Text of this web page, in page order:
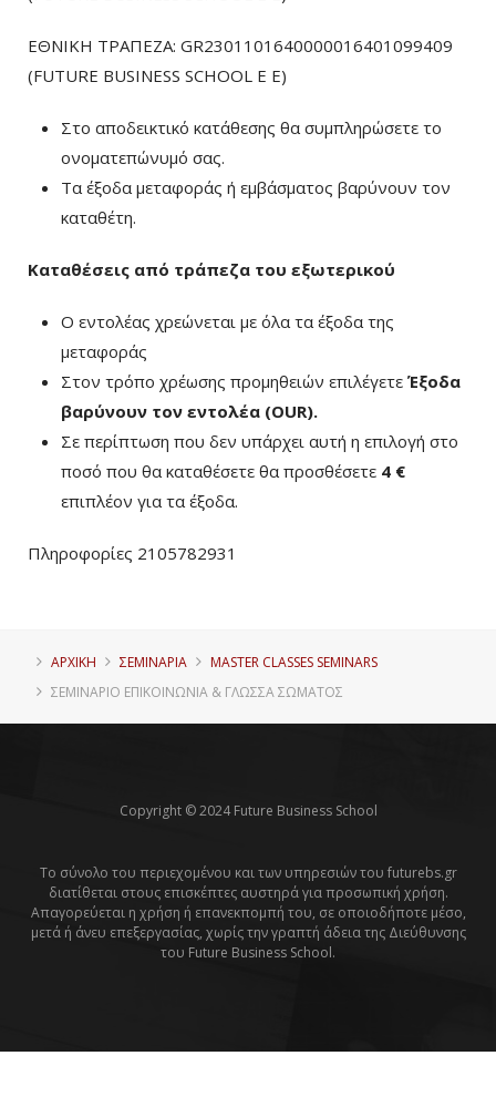
ΕΘΝΙΚΗ ΤΡΑΠΕΖΑ: GR2301101640000016401099409
(FUTURE BUSINESS SCHOOL E E)
Στο αποδεικτικό κατάθεσης θα συμπληρώσετε το
ονοματεπώνυμό σας.
Τα έξοδα μεταφοράς ή εμβάσματος βαρύνουν τον
καταθέτη.
Καταθέσεις από τράπεζα του εξωτερικού
Ο εντολέας χρεώνεται με όλα τα έξοδα της
μεταφοράς
Στον τρόπο χρέωσης προμηθειών επιλέγετε Έξοδα
βαρύνουν τον εντολέα (ΟUR).
Σε περίπτωση που δεν υπάρχει αυτή η επιλογή στο
ποσό που θα καταθέσετε θα προσθέσετε 4 €
επιπλέον για τα έξοδα.
Πληροφορίες 2105782931
ΑΡΧΙΚΗ ΣΕΜΙΝΑΡΙΑ
MASTER CLASSES SEMINARS
ΣΕΜΙΝΆΡΙΟ ΕΠΙΚΟΙΝΩΝΊΑ & ΓΛΏΣΣΑ ΣΏΜΑΤΟΣ
Copyright © 2024 Future Business School
Το σύνολο του περιεχομένου και των υπηρεσιών του futurebs.gr
διατίθεται στους επισκέπτες αυστηρά για προσωπική χρήση.
Απαγορεύεται η χρήση ή επανεκπομπή του, σε οποιοδήποτε μέσο,
μετά ή άνευ επεξεργασίας, χωρίς την γραπτή άδεια της Διεύθυνσης
του Future Business School.